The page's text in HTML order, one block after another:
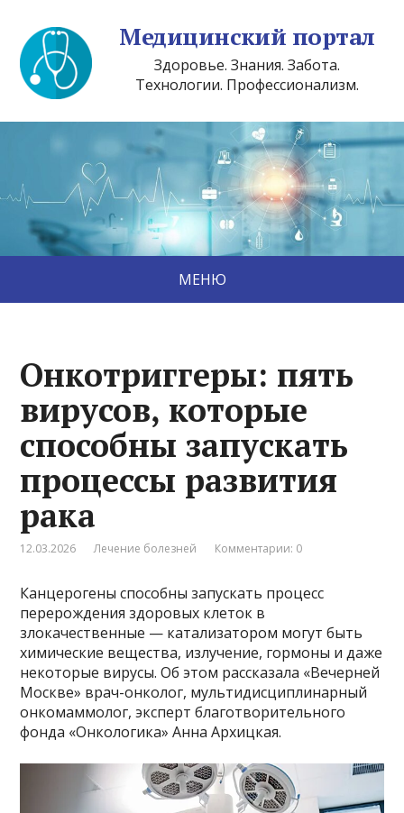
Медицинский портал
Здоровье. Знания. Забота.
Технологии. Профессионализм.
МЕНЮ
Онкотриггеры: пять
вирусов, которые
способны запускать
процессы развития
рака
12.03.2026 Лечение болезней Комментарии: 0
Канцерогены способны запускать процесс
перерождения здоровых клеток в
злокачественные — катализатором могут быть
химические вещества, излучение, гормоны и даже
некоторые вирусы. Об этом рассказала «Вечерней
Москве» врач-онколог, мультидисциплинарный
онкомаммолог, эксперт благотворительного
фонда «Онкологика» Анна Архицкая.